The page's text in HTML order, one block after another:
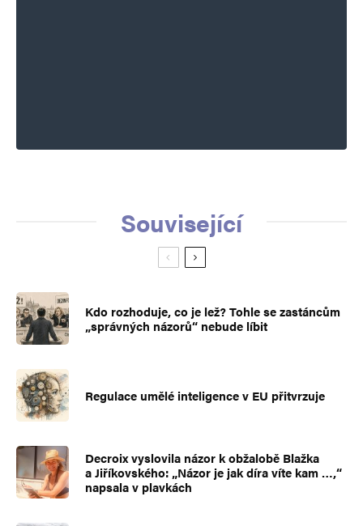
Související
Kdo rozhoduje, co je lež? Tohle se zastáncům
„správných názorů“ nebude líbit
Regulace umělé inteligence v EU přitvrzuje
Decroix vyslovila názor k obžalobě Blažka
a Jiříkovského: „Názor je jak díra víte kam …,“
napsala v plavkách